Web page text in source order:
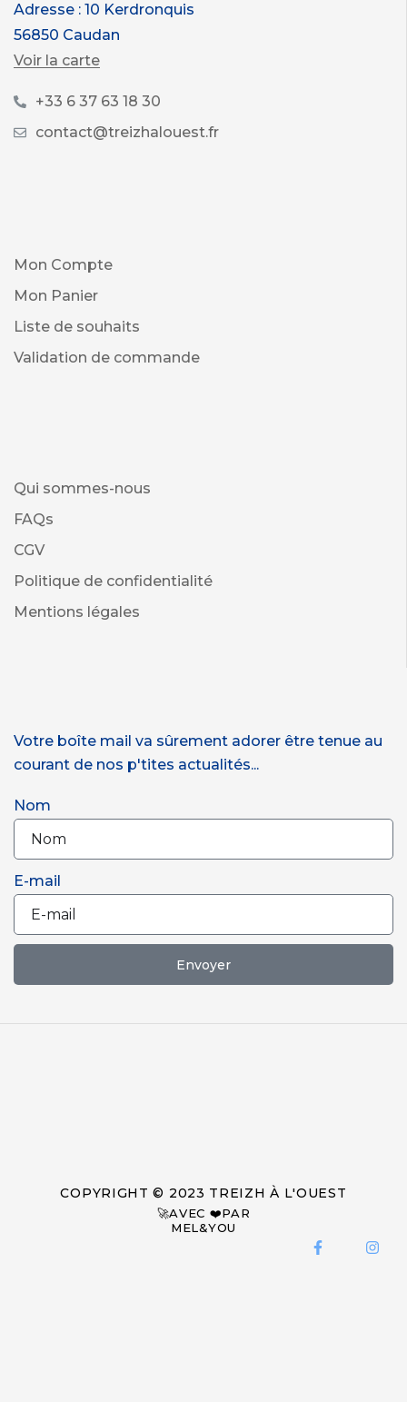
Adresse : 10 Kerdronquis
56850 Caudan
Voir la carte
+33 6 37 63 18 30
contact@treizhalouest.fr
Mon Compte
Mon Panier
Liste de souhaits
Validation de commande
Qui sommes-nous
FAQs
CGV
Politique de confidentialité
Mentions légales
Votre boîte mail va sûrement adorer être tenue au
courant de nos p'tites actualités...
Nom
E-mail
Envoyer
COPYRIGHT © 2023 TREIZH À L'OUEST
🚀AVEC ❤️PAR
MEL&YOU